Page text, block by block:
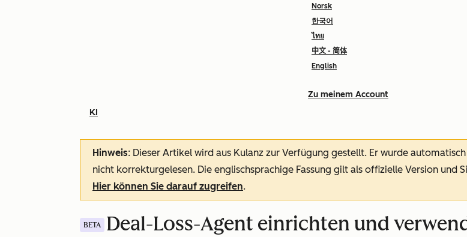
Norsk
한국어
ไทย
中文 - 简体
English
Zu meinem Account
KI
Hinweis: Dieser Artikel wird aus Kulanz zur Verfügung gestellt. Er wurde
nicht korrekturgelesen. Die englischsprachige Fassung gilt als offizielle Version
Hier können Sie darauf zugreifen.
BETA Deal-Loss-Agent einrichten und